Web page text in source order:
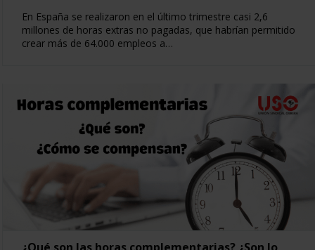
En España se realizaron en el último trimestre casi 2,6
millones de horas extras no pagadas, que habrían permitido
crear más de 64.000 empleos a…